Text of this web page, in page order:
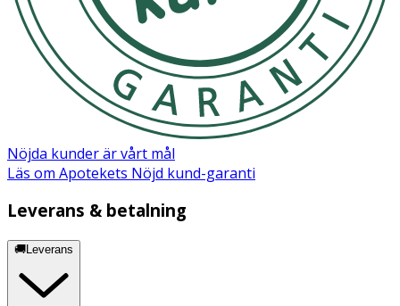
Max ljudnivå: Innehåll i konsumentförpackning: Tor 2
Black, laddare (ej väggadapter), förvaringspåse,
användarmanual.
Nöjda kunder är vårt mål
Läs om Apotekets Nöjd kund-garanti
Leverans & betalning
🚚Leverans